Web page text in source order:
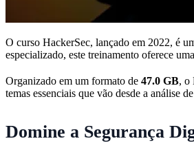
O curso HackerSec, lançado em 2022, é
especializado, este treinamento oferece
Organizado em um formato de 47.0 GB, o
temas essenciais que vão desde a análise
Domine a Segurança